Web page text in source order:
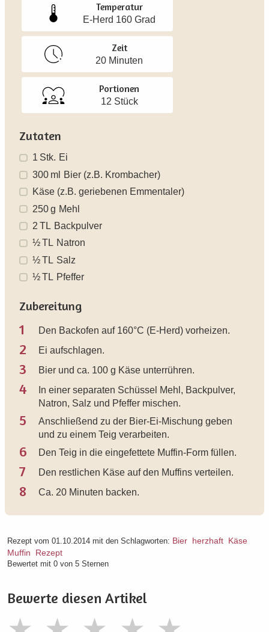
Temperatur
E-Herd 160 Grad
Zeit
20 Minuten
Portionen
12 Stück
Zutaten
1 Stk. Ei
300 ml
Bier (z.B. Krombacher)
Käse (z.B. geriebenen Emmentaler)
250 g Mehl
2 TL Backpulver
½ TL Natron
½ TL Salz
½ TL Pfeffer
Zubereitung
1 Den Backofen auf 160°C (E-Herd) vorheizen.
2 Ei aufschlagen.
3 Bier und ca. 100 g Käse unterrühren.
4
In einer separaten Schüssel Mehl, Backpulver,
Natron, Salz und Pfeffer mischen.
5
Anschließend zu der Bier-Ei-Mischung geben
und zu einem Teig verarbeiten.
6 Den Teig in die eingefettete Muffin-Form füllen.
7 Den restlichen Käse auf den Muffins verteilen.
8 Ca. 20 Minuten backen.
Rezept vom 01.10.2014 mit den Schlagworten: Bier herzhaft Käse
Muffin
Rezept
Bewertet mit 0 von 5 Sternen
Bewerte diesen Artikel